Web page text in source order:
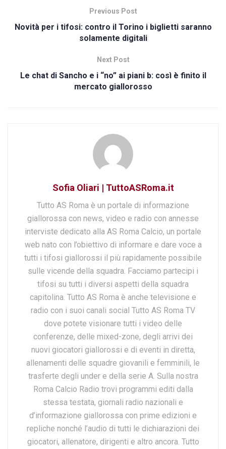
Previous Post
Novità per i tifosi: contro il Torino i biglietti saranno
solamente digitali
Next Post
Le chat di Sancho e i “no” ai piani b: così è finito il
mercato giallorosso
Sofia Oliari | TuttoASRoma.it
Tutto AS Roma è un portale di informazione
giallorossa con news, video e radio con annesse
interviste dedicato alla AS Roma Calcio, un portale
web nato con l’obiettivo di informare e dare voce a
tutti i tifosi giallorossi il più rapidamente possibile
sulle vicende della squadra. Facciamo partecipi i
tifosi su tutti i diversi aspetti della squadra
capitolina. Tutto AS Roma è anche televisione e
radio con i suoi canali social Tutto AS Roma TV
dove potete visionare tutti i video delle
conferenze, delle mixed-zone, degli arrivi dei
nuovi giocatori giallorossi e di eventi in diretta,
allenamenti delle squadre giovanili e femminili, le
trasferte degli under e della serie A. Sulla nostra
Roma Calcio Radio trovi programmi editi dalla
stessa testata, giornali radio nazionali e
d’informazione giallorossa con prime edizioni e
repliche nonché l’audio di tutti le dichiarazioni dei
giocatori, allenatore, dirigenti e altro ancora. Tutto